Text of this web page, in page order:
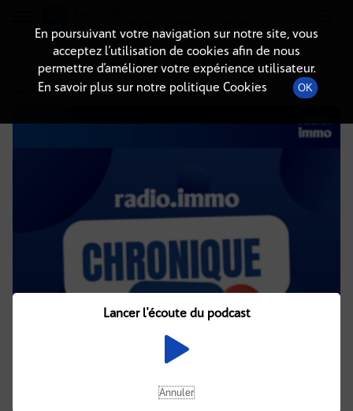
DÉTAILS DE L'ÉPISODE
1 juillet 2021à 4h02, durée : 2 minutes
En poursuivant votre navigation sur notre site, vous
acceptez l’utilisation de cookies afin de nous
permettre d’améliorer votre expérience utilisateur.
En savoir plus sur notre politique Cookies
OK
Lancer l'écoute du podcast
Annuler